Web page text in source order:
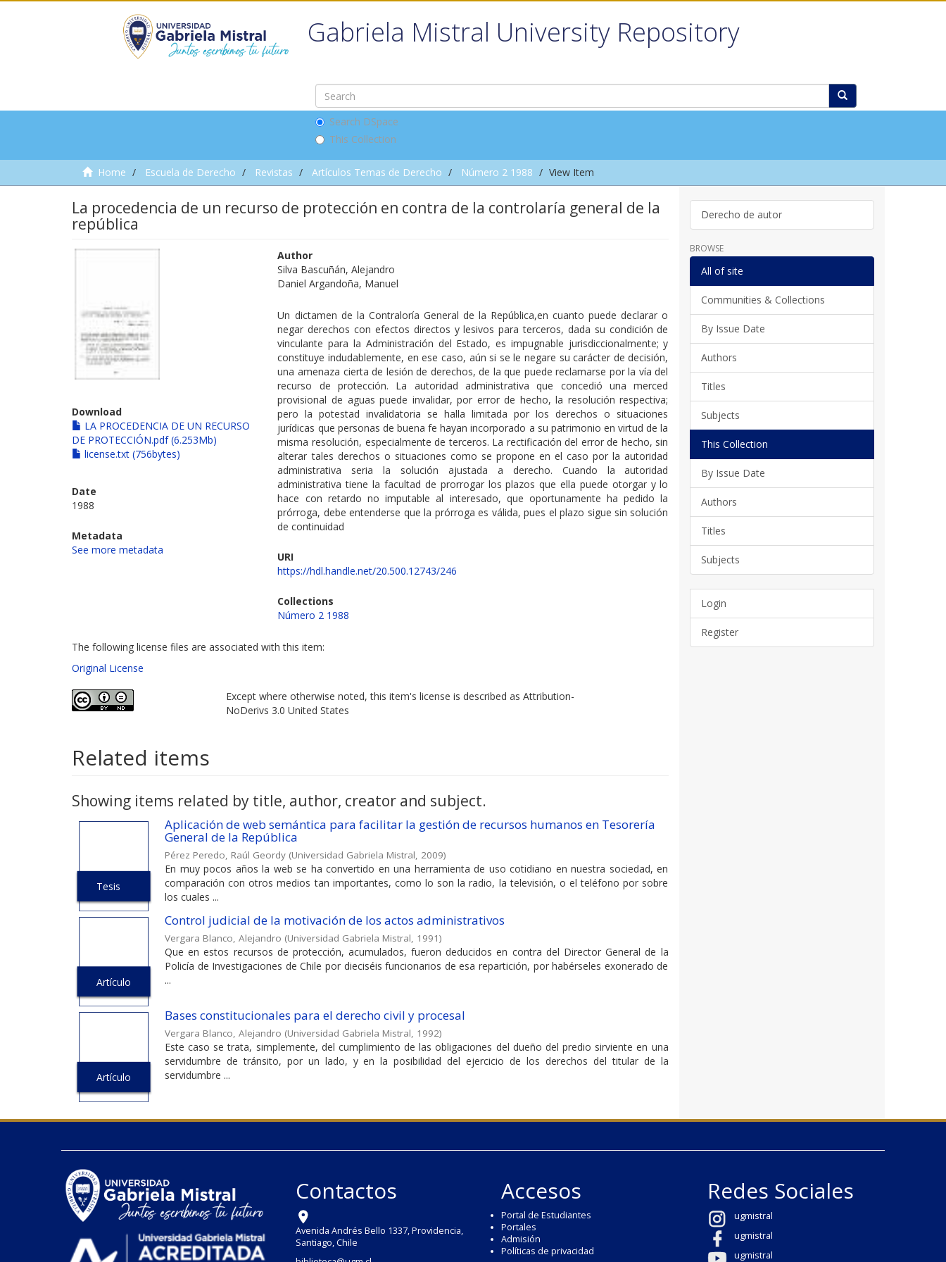
Gabriela Mistral University Repository
Search DSpace
This Collection
Home Escuela de Derecho Revistas Artículos Temas de Derecho Número 2 1988 View Item
La procedencia de un recurso de protección en contra de la controlaría general de la
república
Download
LA PROCEDENCIA DE UN RECURSO
DE PROTECCIÓN.pdf (6.253Mb)
license.txt (756bytes)
Date
1988
Metadata
See more metadata
Author
Silva Bascuñán, Alejandro
Daniel Argandoña, Manuel
Un dictamen de la Contraloría General de la República,en cuanto puede declarar o
negar derechos con efectos directos y lesivos para terceros, dada su condición de
vinculante para la Administración del Estado, es impugnable jurisdiccionalmente; y
constituye indudablemente, en ese caso, aún si se le negare su carácter de decisión,
una amenaza cierta de lesión de derechos, de la que puede reclamarse por la vía del
recurso de protección. La autoridad administrativa que concedió una merced
provisional de aguas puede invalidar, por error de hecho, la resolución respectiva;
pero la potestad invalidatoria se halla limitada por los derechos o situaciones
jurídicas que personas de buena fe hayan incorporado a su patrimonio en virtud de la
misma resolución, especialmente de terceros. La rectificación del error de hecho, sin
alterar tales derechos o situaciones como se propone en el caso por la autoridad
administrativa seria la solución ajustada a derecho. Cuando la autoridad
administrativa tiene la facultad de prorrogar los plazos que ella puede otorgar y lo
hace con retardo no imputable al interesado, que oportunamente ha pedido la
prórroga, debe entenderse que la prórroga es válida, pues el plazo sigue sin solución
de continuidad
URI
https://hdl.handle.net/20.500.12743/246
Collections
Número 2 1988
The following license files are associated with this item:
Original License
Except where otherwise noted, this item's license is described as Attribution-
NoDerivs 3.0 United States
Related items
Showing items related by title, author, creator and subject.
Tesis
Aplicación de web semántica para facilitar la gestión de recursos humanos en Tesorería
General de la República
Pérez Peredo, Raúl Geordy (Universidad Gabriela Mistral, 2009)
En muy pocos años la web se ha convertido en una herramienta de uso cotidiano en nuestra sociedad, en
comparación con otros medios tan importantes, como lo son la radio, la televisión, o el teléfono por sobre
los cuales ...
Artículo
Control judicial de la motivación de los actos administrativos
Vergara Blanco, Alejandro (Universidad Gabriela Mistral, 1991)
Que en estos recursos de protección, acumulados, fueron deducidos en contra del Director General de la
Policía de Investigaciones de Chile por dieciséis funcionarios de esa repartición, por habérseles exonerado de
...
Artículo
Bases constitucionales para el derecho civil y procesal
Vergara Blanco, Alejandro (Universidad Gabriela Mistral, 1992)
Este caso se trata, simplemente, del cumplimiento de las obligaciones del dueño del predio sirviente en una
servidumbre de tránsito, por un lado, y en la posibilidad del ejercicio de los derechos del titular de la
servidumbre ...
Derecho de autor
BROWSE
All of site
Communities & Collections
By Issue Date
Authors
Titles
Subjects
This Collection
By Issue Date
Authors
Titles
Subjects
Login
Register
Contactos
Avenida Andrés Bello 1337, Providencia,
Santiago, Chile
Accesos
Portal de Estudiantes
Portales
Admisión
Políticas de privacidad
Redes Sociales
ugmistral
ugmistral
ugmistral